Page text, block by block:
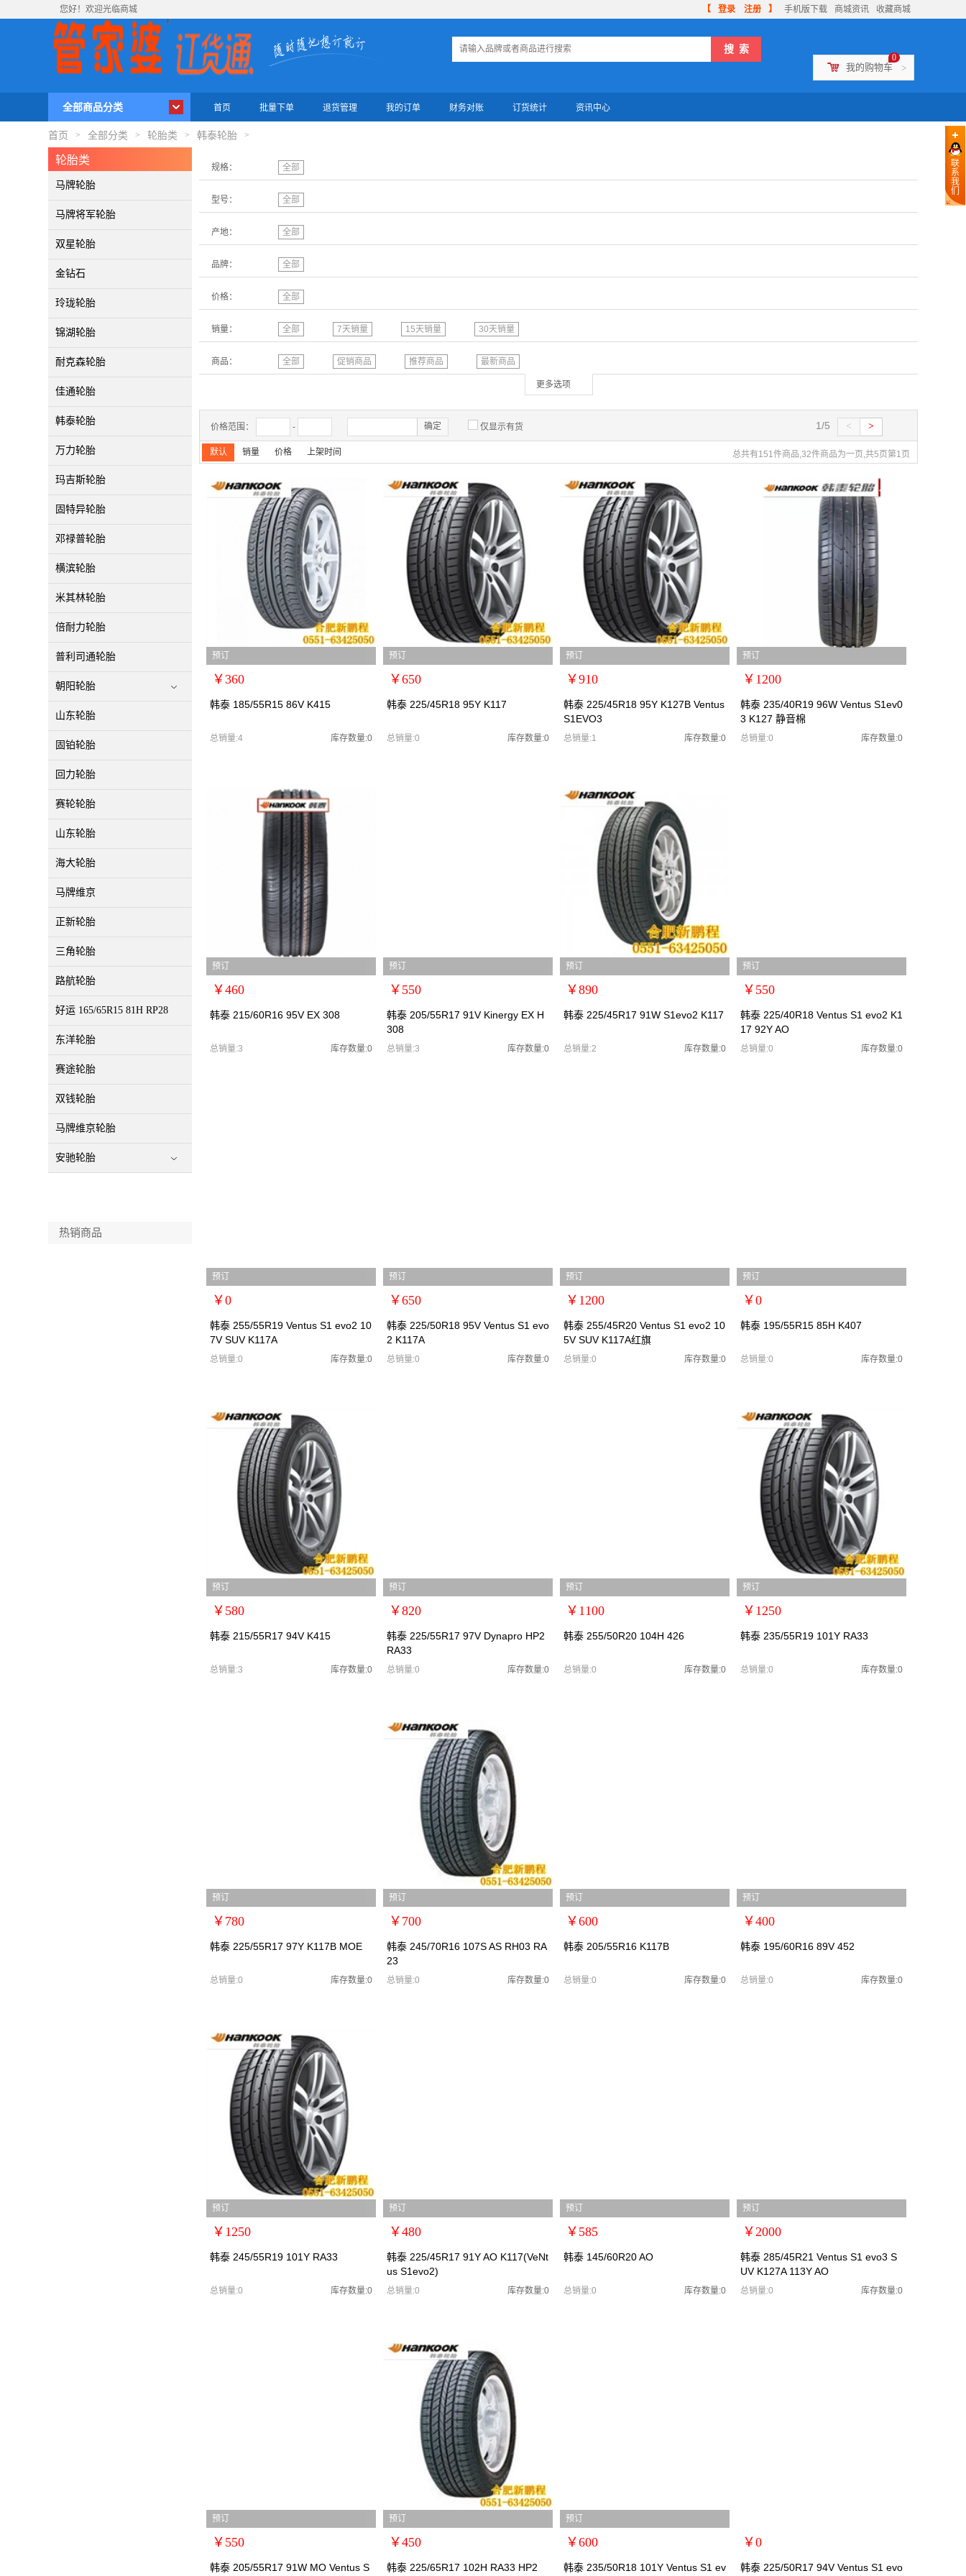
您好！欢迎光临商城 【 登录 注册 】 手机版下载 商城资讯 收藏商城
>
0
我的购物车
全部商品分类 首页 批量下单 退货管理 我的订单 财务对账 订货统计 资讯中心
联
系
我
们
首页 > 全部分类 > 轮胎类 > 韩泰轮胎 >
轮胎类
马牌轮胎
马牌将军轮胎
双星轮胎
金钻石
玲珑轮胎
锦湖轮胎
耐克森轮胎
佳通轮胎
韩泰轮胎
万力轮胎
玛吉斯轮胎
固特异轮胎
邓禄普轮胎
横滨轮胎
米其林轮胎
倍耐力轮胎
普利司通轮胎
朝阳轮胎
山东轮胎
固铂轮胎
回力轮胎
赛轮轮胎
山东轮胎
海大轮胎
马牌维京
正新轮胎
三角轮胎
路航轮胎
好运 165/65R15 81H RP28
东洋轮胎
赛途轮胎
双钱轮胎
马牌维京轮胎
安驰轮胎
热销商品
规格： 全部
型号： 全部
产地： 全部
品牌： 全部
价格： 全部
销量： 全部 7天销量 15天销量 30天销量
商品： 全部 促销商品 推荐商品 最新商品
更多选项
价格范围： - 确定 仅显示有货 >
<
1/5
默认 销量 价格 上架时间 总共有151件商品,32件商品为一页,共5页第1页
预订
￥360
扩展说明：0
型号：韩泰1855515
韩泰 185/55R15 86V K415
库存数量:0
总销量:4
预订
￥650
扩展说明：0
型号：韩泰2254518
韩泰 225/45R18 95Y K117
库存数量:0
总销量:0
预订
￥910
扩展说明：0
规格：
型号：韩泰2254518/
单位：
韩泰 225/45R18 95Y K127B Ventus
S1EVO3
库存数量:0
总销量:1
预订
￥1200
扩展说明：0
规格：
型号：韩泰2354019
韩泰 235/40R19 96W Ventus S1ev0
3 K127 静音棉
库存数量:0
总销量:0
预订
￥460
扩展说明：0
型号：韩泰2156016
韩泰 215/60R16 95V EX 308
库存数量:0
总销量:3
预订
￥550
扩展说明：0
规格：
型号：韩泰2055517
韩泰 205/55R17 91V Kinergy EX H
308
库存数量:0
总销量:3
预订
￥890
扩展说明：0
型号：韩泰2254517
韩泰 225/45R17 91W S1evo2 K117
库存数量:0
总销量:2
预订
￥550
扩展说明：0
规格：
型号：韩泰2254018
韩泰 225/40R18 Ventus S1 evo2 K1
17 92Y AO
库存数量:0
总销量:0
预订
￥0
扩展说明：0
规格：
型号：韩泰2555519
单位：
韩泰 255/55R19 Ventus S1 evo2 10
7V SUV K117A
库存数量:0
总销量:0
预订
￥650
扩展说明：0
规格：
型号：韩泰2255018
韩泰 225/50R18 95V Ventus S1 evo
2 K117A
库存数量:0
总销量:0
预订
￥1200
扩展说明：0
规格：
型号：韩泰2554520
韩泰 255/45R20 Ventus S1 evo2 10
5V SUV K117A红旗
库存数量:0
总销量:0
预订
￥0
扩展说明：0
型号：韩泰1955515
单位：
韩泰 195/55R15 85H K407
库存数量:0
总销量:0
预订
￥580
扩展说明：0
型号：韩泰2155517
韩泰 215/55R17 94V K415
库存数量:0
总销量:3
预订
￥820
扩展说明：0
规格：
型号：韩泰2255517
单位：
韩泰 225/55R17 97V Dynapro HP2
RA33
库存数量:0
总销量:0
预订
￥1100
扩展说明：0
型号：韩泰2555020
韩泰 255/50R20 104H 426
库存数量:0
总销量:0
预订
￥1250
扩展说明：0
型号：韩泰2355519
韩泰 235/55R19 101Y RA33
库存数量:0
总销量:0
预订
￥780
扩展说明：0
型号：韩泰2255517
单位：
韩泰 225/55R17 97Y K117B MOE
库存数量:0
总销量:0
预订
￥700
扩展说明：0
规格：
型号：韩泰2457016
韩泰 245/70R16 107S AS RH03 RA
23
库存数量:0
总销量:0
预订
￥600
扩展说明：0
型号：
韩泰 205/55R16 K117B
库存数量:0
总销量:0
预订
￥400
扩展说明：0
型号：
韩泰 195/60R16 89V 452
库存数量:0
总销量:0
预订
￥1250
扩展说明：0
型号：韩泰2455519
韩泰 245/55R19 101Y RA33
库存数量:0
总销量:0
预订
￥480
扩展说明：0
规格：
型号：
单位：
韩泰 225/45R17 91Y AO K117(VeNt
us S1evo2)
库存数量:0
总销量:0
预订
￥585
扩展说明：0
型号：
韩泰 145/60R20 AO
库存数量:0
总销量:0
预订
￥2000
扩展说明：0
规格：
型号：韩泰2854521
韩泰 285/45R21 Ventus S1 evo3 S
UV K127A 113Y AO
库存数量:0
总销量:0
预订
￥550
扩展说明：0
韩泰 205/55R17 91W MO Ventus S
预订
￥450
扩展说明：0
韩泰 225/65R17 102H RA33 HP2
预订
￥600
扩展说明：0
韩泰 235/50R18 101Y Ventus S1 ev
￥0
扩展说明：0
韩泰 225/50R17 94V Ventus S1 evo